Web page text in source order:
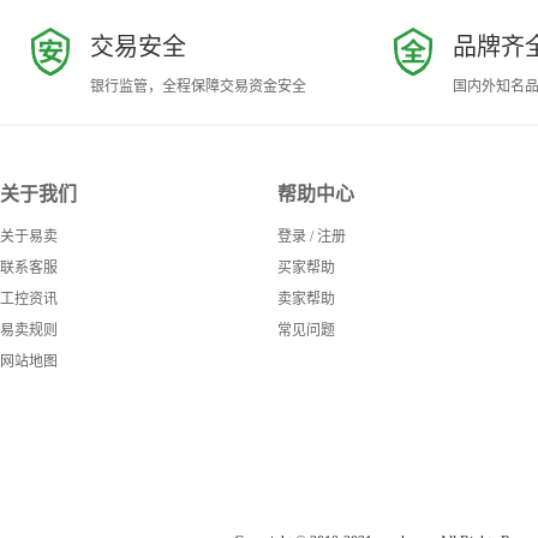
交易安全
银行监管，全程保障交易资金安全
品牌齐
国内外知名
关于我们
关于易卖
联系客服
工控资讯
易卖规则
网站地图
帮助中心
登录 / 注册
买家帮助
卖家帮助
常见问题